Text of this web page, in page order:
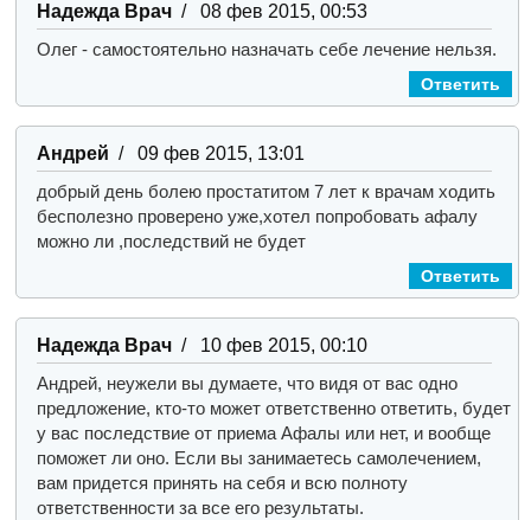
Надежда Врач/ 08 фев 2015, 00:53
Олег - самостоятельно назначать себе лечение нельзя.
Ответить
Андрей/ 09 фев 2015, 13:01
добрый день болею простатитом 7 лет к врачам ходить
бесполезно проверено уже,хотел попробовать афалу
можно ли ,последствий не будет
Ответить
Надежда Врач/ 10 фев 2015, 00:10
Андрей, неужели вы думаете, что видя от вас одно
предложение, кто-то может ответственно ответить, будет
у вас последствие от приема Афалы или нет, и вообще
поможет ли оно. Если вы занимаетесь самолечением,
вам придется принять на себя и всю полноту
ответственности за все его результаты.